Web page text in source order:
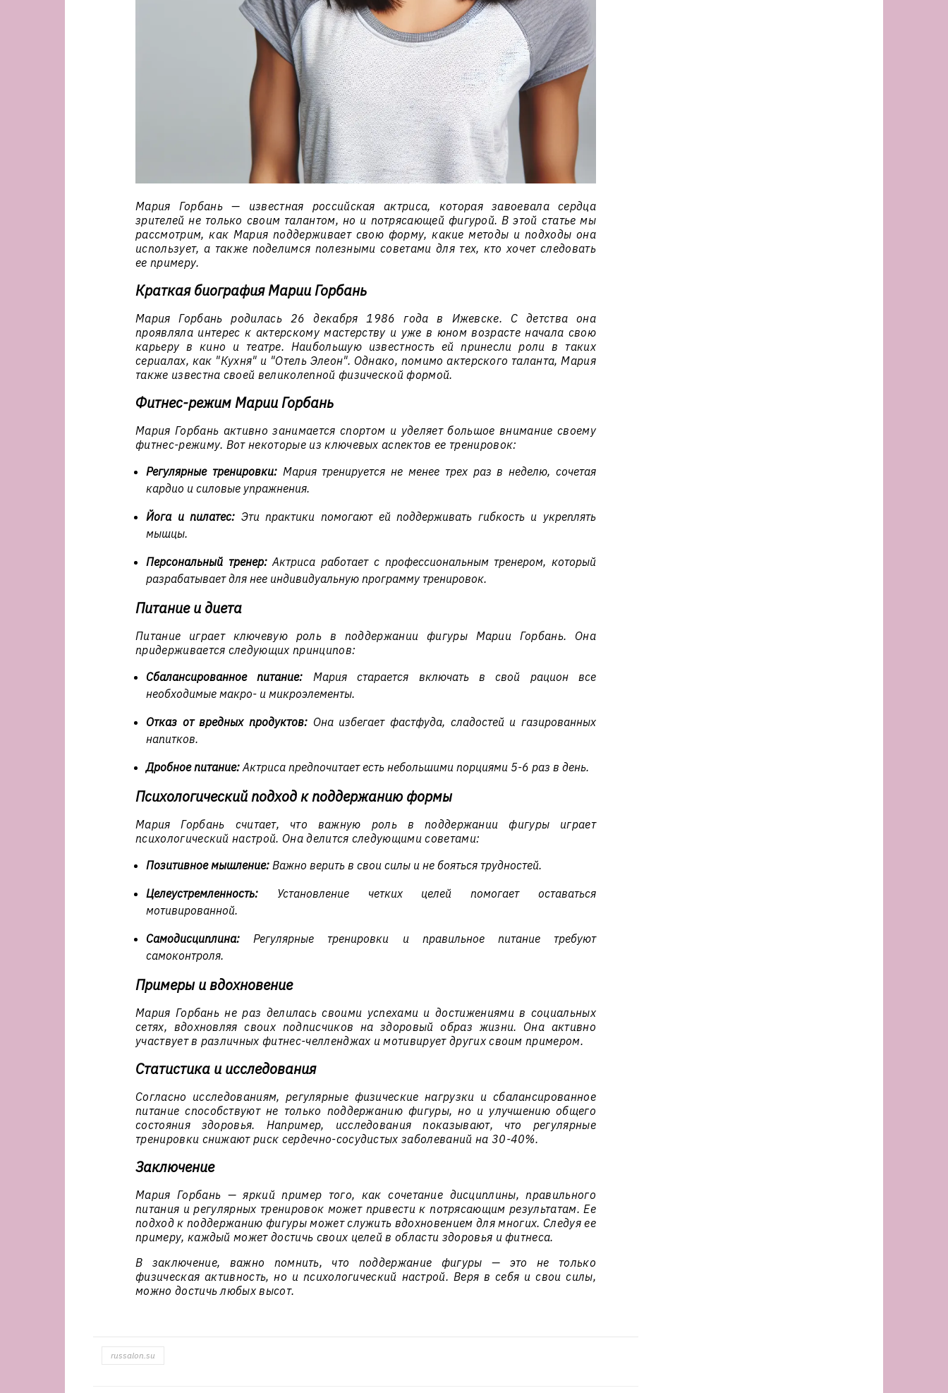
Мария Горбань — известная российская актриса, которая завоевала сердца
зрителей не только своим талантом, но и потрясающей фигурой. В этой статье мы
рассмотрим, как Мария поддерживает свою форму, какие методы и подходы она
использует, а также поделимся полезными советами для тех, кто хочет следовать
ее примеру.
Краткая биография Марии Горбань
Мария Горбань родилась 26 декабря 1986 года в Ижевске. С детства она
проявляла интерес к актерскому мастерству и уже в юном возрасте начала свою
карьеру в кино и театре. Наибольшую известность ей принесли роли в таких
сериалах, как "Кухня" и "Отель Элеон". Однако, помимо актерского таланта, Мария
также известна своей великолепной физической формой.
Фитнес-режим Марии Горбань
Мария Горбань активно занимается спортом и уделяет большое внимание своему
фитнес-режиму. Вот некоторые из ключевых аспектов ее тренировок:
Регулярные тренировки:Мария тренируется не менее трех раз в неделю, сочетая
кардио и силовые упражнения.
Йога и пилатес: Эти практики помогают ей поддерживать гибкость и укреплять
мышцы.
Персональный тренер:Актриса работает с профессиональным тренером, который
разрабатывает для нее индивидуальную программу тренировок.
Питание и диета
Питание играет ключевую роль в поддержании фигуры Марии Горбань. Она
придерживается следующих принципов:
Сбалансированное питание: Мария старается включать в свой рацион все
необходимые макро- и микроэлементы.
Отказ от вредных продуктов: Она избегает фастфуда, сладостей и газированных
напитков.
Дробное питание:Актриса предпочитает есть небольшими порциями 5-6 раз в день.
Психологический подход к поддержанию формы
Мария Горбань считает, что важную роль в поддержании фигуры играет
психологический настрой. Она делится следующими советами:
Позитивное мышление: Важно верить в свои силы и не бояться трудностей.
Целеустремленность: Установление четких целей помогает оставаться
мотивированной.
Самодисциплина: Регулярные тренировки и правильное питание требуют
самоконтроля.
Примеры и вдохновение
Мария Горбань не раз делилась своими успехами и достижениями в социальных
сетях, вдохновляя своих подписчиков на здоровый образ жизни. Она активно
участвует в различных фитнес-челленджах и мотивирует других своим примером.
Статистика и исследования
Согласно исследованиям, регулярные физические нагрузки и сбалансированное
питание способствуют не только поддержанию фигуры, но и улучшению общего
состояния здоровья. Например, исследования показывают, что регулярные
тренировки снижают риск сердечно-сосудистых заболеваний на 30-40%.
Заключение
Мария Горбань — яркий пример того, как сочетание дисциплины, правильного
питания и регулярных тренировок может привести к потрясающим результатам. Ее
подход к поддержанию фигуры может служить вдохновением для многих. Следуя ее
примеру, каждый может достичь своих целей в области здоровья и фитнеса.
В заключение, важно помнить, что поддержание фигуры — это не только
физическая активность, но и психологический настрой. Веря в себя и свои силы,
можно достичь любых высот.
russalon.su